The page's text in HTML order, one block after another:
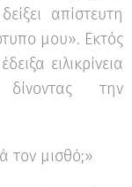
απίστευτη
μου». Εκτός
ειλικρίνεια
την
τον μισθό;»